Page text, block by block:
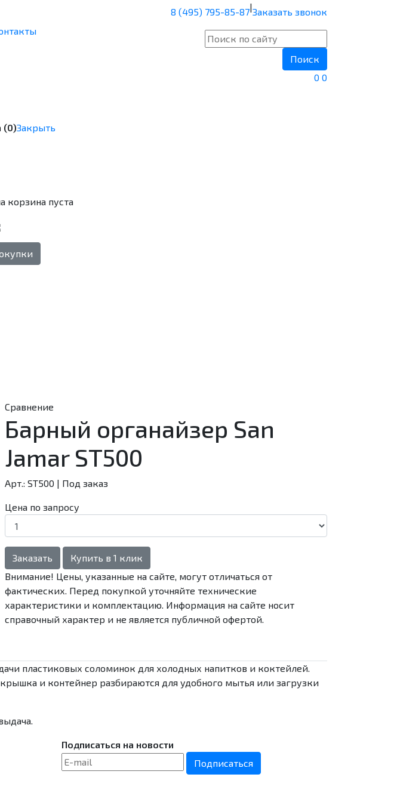
8 (495) 795-85-87|Заказать звонок
Поиск
0 0
(0)Закрыть
корзина пуста
Сравнение
Барный органайзер San
Jamar ST500
Арт.: ST500 | Под заказ
Цена по запросу
Заказать
Купить в 1 клик
Внимание! Цены, указанные на сайте, могут отличаться от
фактических. Перед покупкой уточняйте технические
характеристики и комплектацию. Информация на сайте носит
справочный характер и не является публичной офертой.
пластиковых соломинок для холодных напитков и коктейлей.
и контейнер разбираются для удобного мытья или загрузки
Подписаться на новости
Подписаться